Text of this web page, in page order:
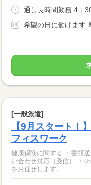
通し長時間勤務 4：
希望の日に働けます
[一般派遣]
【9月スタート！
フィスワーク
健康保険に関する ・書類
い合わせ対応（受信） ・
をお任せします。 ...